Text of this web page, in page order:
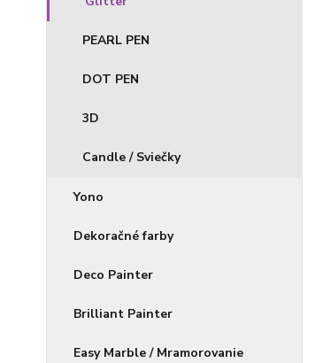
PEARL PEN
DOT PEN
3D
Candle / Sviečky
Yono
Dekoračné farby
Deco Painter
Brilliant Painter
Easy Marble / Mramorovanie